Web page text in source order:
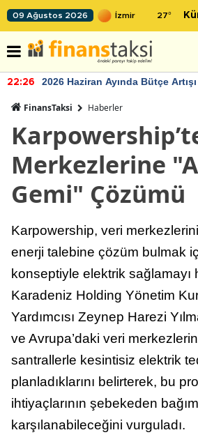
09 Ağustos 2026 27°
22:26 2026 Haziran Ayında Bütçe Artışı
FinansTaksi Haberler
Merkezlerine
Gemi" Çözümü
Karpowership, veri
enerji talebine çözüm bulmak
konseptiyle elektrik sağlamayı
Karadeniz Holding Yönetim
Yardımcısı Zeynep Harezi
ve Avrupa’daki veri
santrallerle kesintisiz elektrik
planladıklarını belirterek, bu
ihtiyaçlarının şebekeden
karşılanabileceğini vurguladı.